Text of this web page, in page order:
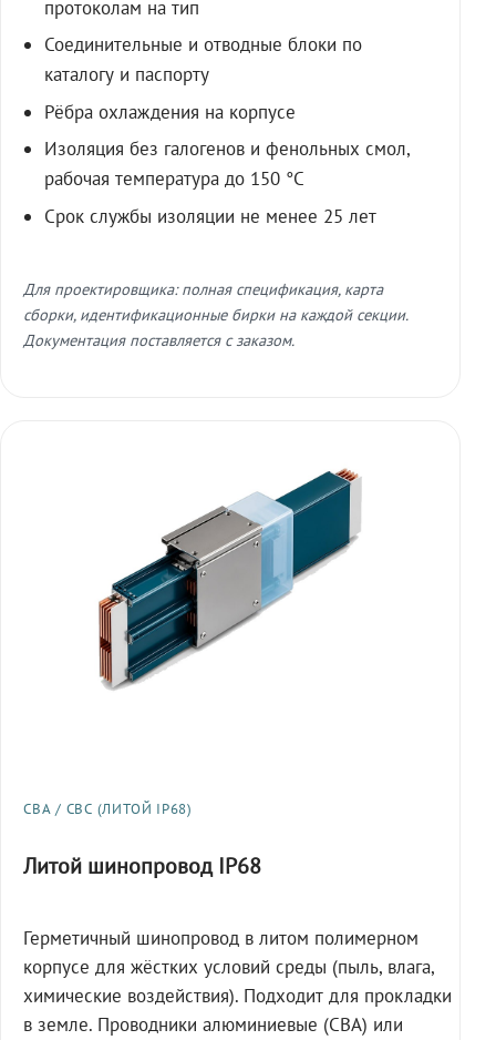
протоколам на тип
Соединительные и отводные блоки по
каталогу и паспорту
Рёбра охлаждения на корпусе
Изоляция без галогенов и фенольных смол,
рабочая температура до 150 °C
Срок службы изоляции не менее 25 лет
Для проектировщика: полная спецификация, карта
сборки, идентификационные бирки на каждой секции.
Документация поставляется с заказом.
СВА / СВС (ЛИТОЙ IP68)
Литой шинопровод IP68
Герметичный шинопровод в литом полимерном
корпусе для жёстких условий среды (пыль, влага,
химические воздействия). Подходит для прокладки
в земле. Проводники алюминиевые (СВА) или